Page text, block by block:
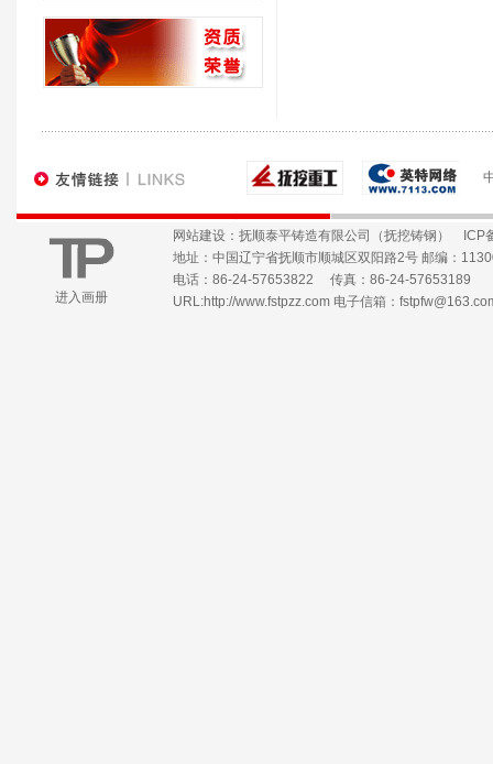
进入画册
网站建设：抚顺泰平铸造有限公司（抚挖铸钢）
ICP
地址：中国辽宁省抚顺市顺城区双阳路2号 邮编：
电话：86-24-57653822 传真：86-24-57653189
URL:http://www.fstpzz.com 电子信箱：